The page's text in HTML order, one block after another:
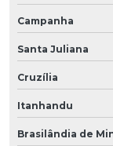
Campanha
Santa Juliana
Cruzília
Itanhandu
Brasilândia de